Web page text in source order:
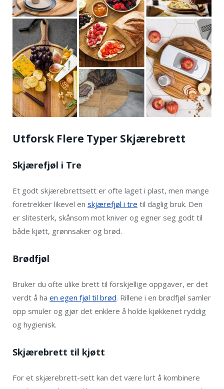
Utforsk Flere Typer Skjærebrett
Skjærefjøl i Tre
Et godt skjærebrettsett er ofte laget i plast, men mange
foretrekker likevel en skjærefjøl i tre til daglig bruk. Den
er slitesterk, skånsom mot kniver og egner seg godt til
både kjøtt, grønnsaker og brød.
Brødfjøl
Bruker du ofte ulike brett til forskjellige oppgaver, er det
verdt å ha en egen fjøl til brød. Rillene i en brødfjøl samler
opp smuler og gjør det enklere å holde kjøkkenet ryddig
og hygienisk.
Skjærebrett til kjøtt
For et skjærebrett-sett kan det være lurt å kombinere